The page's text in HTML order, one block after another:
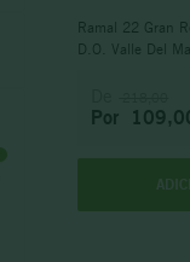
Ramal 22 Gran
D.O. Valle Del
Por